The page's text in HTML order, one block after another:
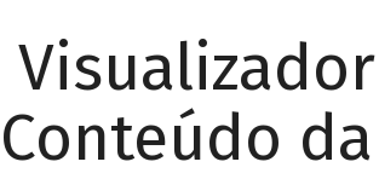
Conteúdo